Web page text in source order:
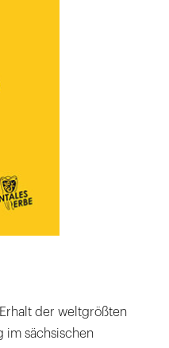
der weltgrößten
im sächsischen